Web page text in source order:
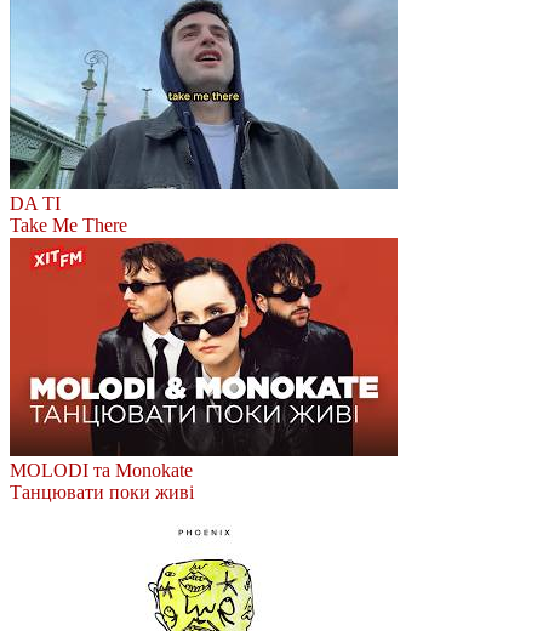
DA TI
Take Me There
MOLODI та Monokate
Танцювати поки живі